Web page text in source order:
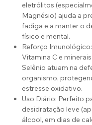
eletrólitos
Magnésio) ajuda a
fadiga e a manter o
físico e mental.
Reforço
Vitamina C e
Selênio atuam na
organismo,
estresse oxidativo.
Uso Diário: Perfeito
desidratação leve
álcool, em dias de